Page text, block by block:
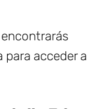
para acceder a